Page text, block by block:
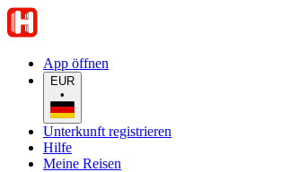
App öffnen
EUR
•
Unterkunft registrieren
Hilfe
Meine Reisen